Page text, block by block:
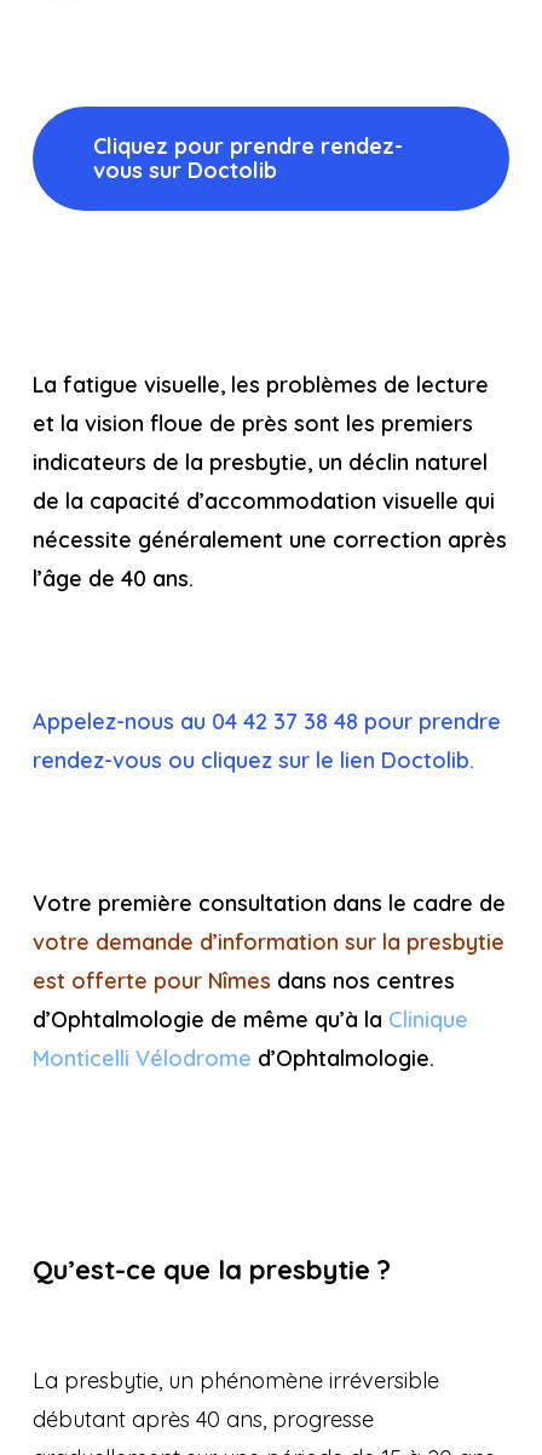
Cliquez pour prendre rendez-
vous sur Doctolib
La fatigue visuelle, les problèmes de lecture
et la vision floue de près sont les premiers
indicateurs de la presbytie, un déclin naturel
de la capacité d’accommodation visuelle qui
nécessite généralement une correction après
l’âge de 40 ans.
Appelez-nous au 04 42 37 38 48 pour prendre
rendez-vous ou cliquez sur le lien Doctolib.
Votre première consultation dans le cadre de
votre demande d’information sur la presbytie
est offerte pour Nîmes dans nos centres
d’Ophtalmologie de même qu’à la Clinique
Monticelli Vélodrome d’Ophtalmologie.
Qu’est-ce que la presbytie ?
La presbytie, un phénomène irréversible
débutant après 40 ans, progresse